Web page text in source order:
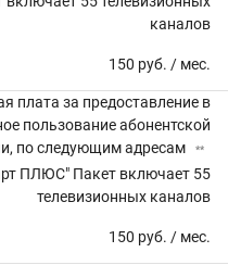
каналов
150 руб. / мес.
плата за предоставление в
пользование абонентской
по следующим адресам
**
ПЛЮС" Пакет включает 55
телевизионных каналов
150 руб. / мес.